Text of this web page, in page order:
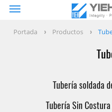
Portada Productos
Tubería soldada
Tubería Sin